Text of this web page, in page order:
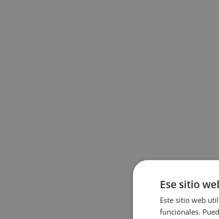
Ese sitio
Este sitio web
funcionales.